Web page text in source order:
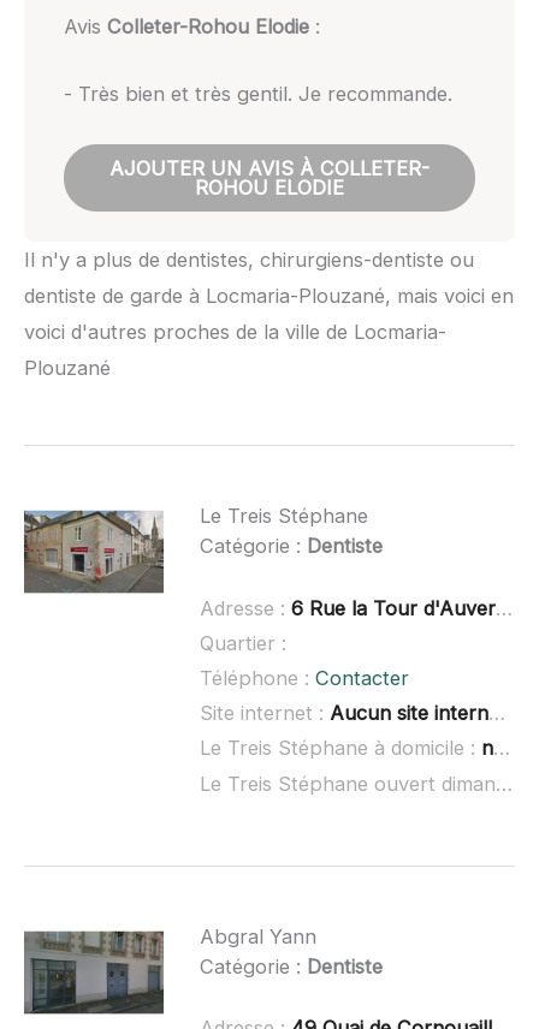
Avis Colleter-Rohou Elodie:
- Très bien et très gentil. Je recommande.
AJOUTER UN AVIS À COLLETER-
ROHOU ELODIE
Il n'y a plus de dentistes, chirurgiens-dentiste ou
dentiste de garde à Locmaria-Plouzané, mais voici en
voici d'autres proches de la ville de Locmaria-
Plouzané
Le Treis Stéphane
Catégorie : Dentiste
Adresse : 6 Rue la Tour d'Auvergne, 29400 Landivisiau
Quartier :
Téléphone : Contacter
Site internet : Aucun site internet connu
Le Treis Stéphane à domicile : non renseigné
Le Treis Stéphane ouvert dimanche :
Abgral Yann
Catégorie : Dentiste